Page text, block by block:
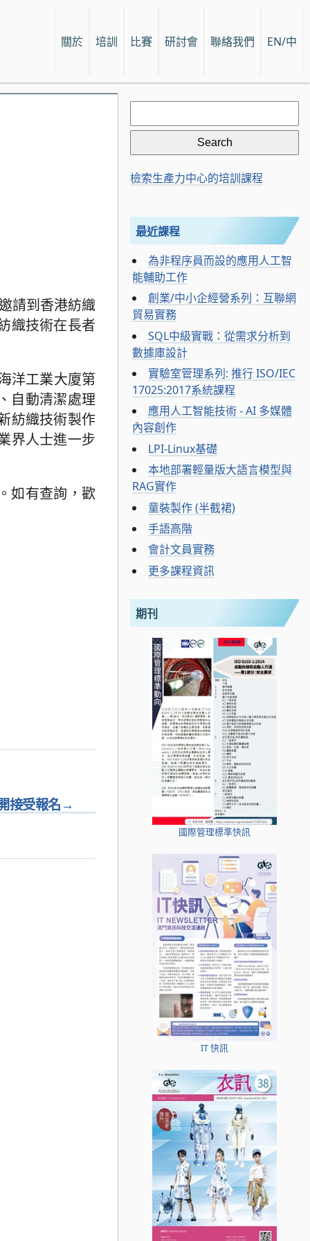
關於 培訓 比賽 研討會 聯絡我們 EN/中
請到香港紡織
織技術在長者
洋工業大廈第
自動清潔處理
紡織技術製作
界人士進一步
如有查詢，歡
→
接受報名
Search
for:
檢索生產力中心的培訓課程
最近課程
為非程序員而設的應用人工智
能輔助工作
創業/中小企經營系列：互聯網
貿易實務
SQL中級實戰：從需求分析到
數據庫設計
實驗室管理系列: 推行 ISO/IEC
17025:2017系統課程
應用人工智能技術 - AI 多媒體
內容創作
LPI-Linux基礎
本地部署輕量版大語言模型與
RAG實作
童裝製作 (半截裙)
手語高階
會計文員實務
更多課程資訊
期刊
國際管理標準快訊
IT 快訊